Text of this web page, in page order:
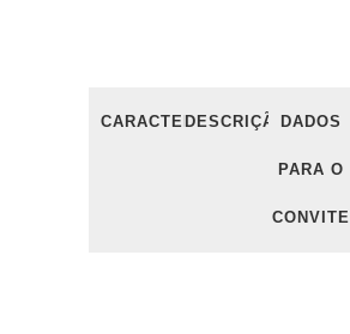
CARACTERÍSTICAS
DESCRIÇÃODADOS
PARA O
CONVITE